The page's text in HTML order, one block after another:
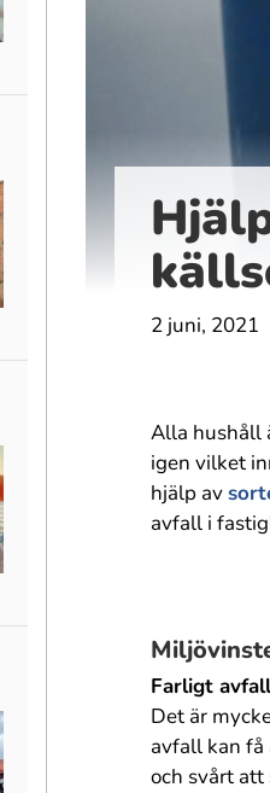
2 juni, 2021
Alla hushåll
igen vilket
hjälp av
avfall i
Farligt
Det är
avfall kan få
och svårt